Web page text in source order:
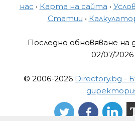
нас • Карта на сайта •
Статии •
Последно обновяване
02/07/2026
© 2006-2026 Directory.bg -